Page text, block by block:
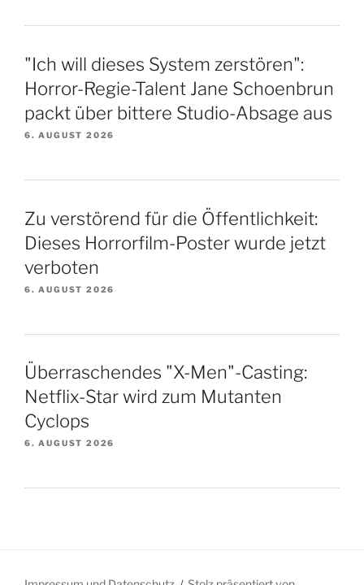
"Ich will dieses System zerstören":
Horror-Regie-Talent Jane Schoenbrun
packt über bittere Studio-Absage aus
6. AUGUST 2026
Zu verstörend für die Öffentlichkeit:
Dieses Horrorfilm-Poster wurde jetzt
verboten
6. AUGUST 2026
Überraschendes "X-Men"-Casting:
Netflix-Star wird zum Mutanten
Cyclops
6. AUGUST 2026